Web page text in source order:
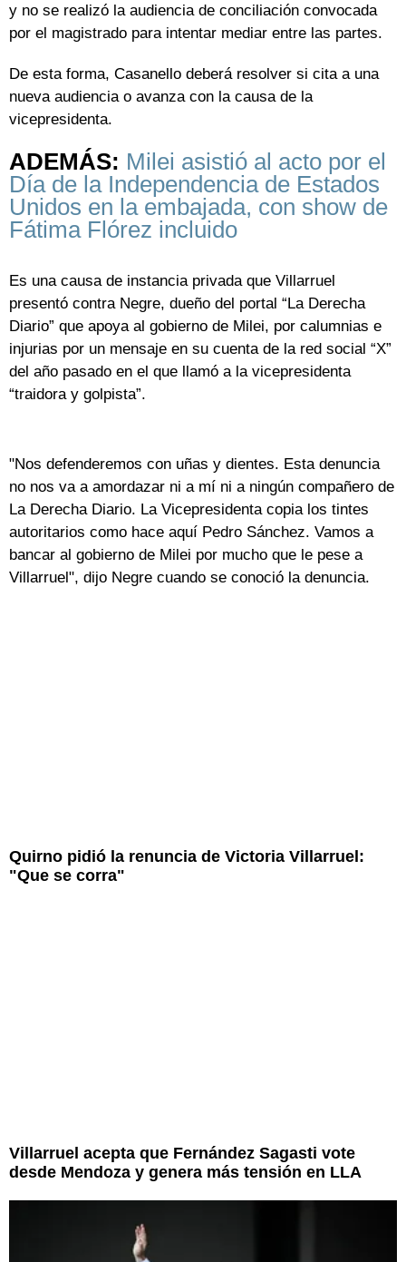
y no se realizó la audiencia de conciliación convocada
por el magistrado para intentar mediar entre las partes.
De esta forma, Casanello deberá resolver si cita a una
nueva audiencia o avanza con la causa de la
vicepresidenta.
ADEMÁS: Milei asistió al acto por el
Día de la Independencia de Estados
Unidos en la embajada, con show de
Fátima Flórez incluido
Es una causa de instancia privada que Villarruel
presentó contra Negre, dueño del portal “La Derecha
Diario” que apoya al gobierno de Milei, por calumnias e
injurias por un mensaje en su cuenta de la red social “X”
del año pasado en el que llamó a la vicepresidenta
“traidora y golpista”.
"Nos defenderemos con uñas y dientes. Esta denuncia
no nos va a amordazar ni a mí ni a ningún compañero de
La Derecha Diario. La Vicepresidenta copia los tintes
autoritarios como hace aquí Pedro Sánchez. Vamos a
bancar al gobierno de Milei por mucho que le pese a
Villarruel", dijo Negre cuando se conoció la denuncia.
Quirno pidió la renuncia de Victoria Villarruel:
"Que se corra"
Villarruel acepta que Fernández Sagasti vote
desde Mendoza y genera más tensión en LLA